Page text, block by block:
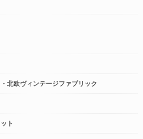
北欧ヴィンテージファブリック
ト